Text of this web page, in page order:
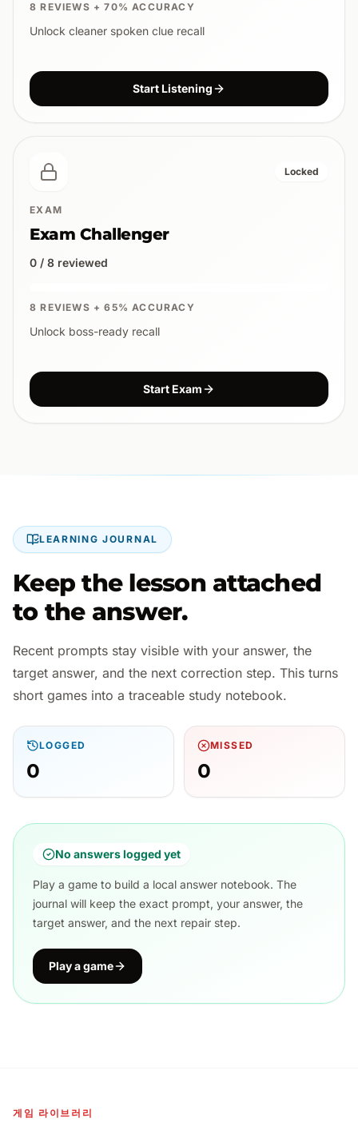
8 REVIEWS + 70% ACCURACY
Unlock cleaner spoken clue recall
Start Listening
Locked
EXAM
Exam Challenger
0 / 8 reviewed
8 REVIEWS + 65% ACCURACY
Unlock boss-ready recall
Start Exam
LEARNING JOURNAL
Keep the lesson attached
to the answer.
Recent prompts stay visible with your answer, the
target answer, and the next correction step. This turns
short games into a traceable study notebook.
LOGGED
0
MISSED
0
No answers logged yet
Play a game to build a local answer notebook. The
journal will keep the exact prompt, your answer, the
target answer, and the next repair step.
Play a game
게임 라이브러리